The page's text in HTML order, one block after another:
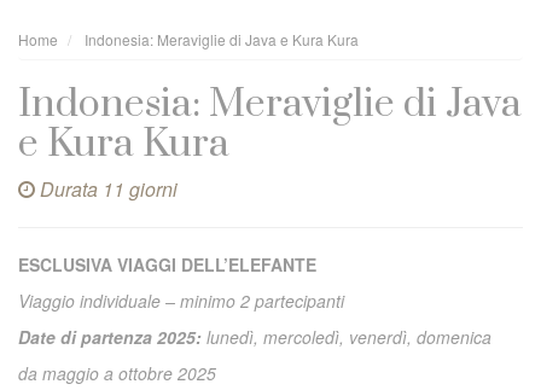
Home Indonesia: Meraviglie di Java e Kura Kura
Indonesia: Meraviglie di Java
e Kura Kura
Durata 11 giorni
ESCLUSIVA VIAGGI DELL’ELEFANTE
Viaggio individuale – minimo 2 partecipanti
Date di partenza 2025: lunedì, mercoledì, venerdì, domenica
da maggio a ottobre 2025